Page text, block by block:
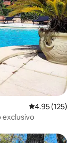
Calificación
4.95 (125)
exclusivo